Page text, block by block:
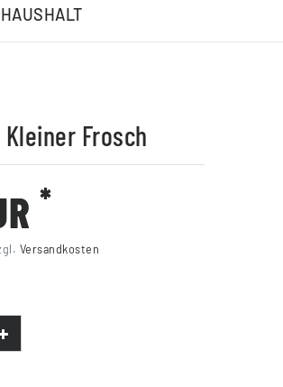
Kleiner Frosch
*
Versandkosten